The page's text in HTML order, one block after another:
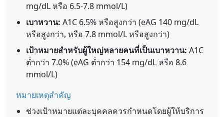
mg/dL หรือ 6.5-7.8 mmol/L)
เบาหวาน: A1C 6.5% หรือสูงกว่า (eAG 140 mg/dL
หรือสูงกว่า, หรือ 7.8 mmol/L หรือสูงกว่า)
เป้าหมายสำหรับผู้ใหญ่หลายคนที่เป็นเบาหวาน: A1C
ต่ำกว่า 7.0% (eAG ต่ำกว่า 154 mg/dL หรือ 8.6
mmol/L)
หมายเหตุสำคัญ
ช่วงเป้าหมายแต่ละบุคคลควรกำหนดโดยผู้ให้บริการ